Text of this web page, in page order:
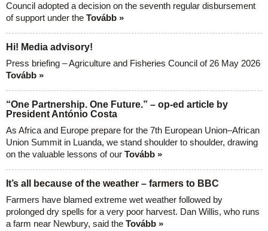
Council adopted a decision on the seventh regular disbursement
of support under the Tovább »
Hi! Media advisory!
Press briefing – Agriculture and Fisheries Council of 26 May 2026
Tovább »
“One Partnership. One Future.” – op-ed article by
President António Costa
As Africa and Europe prepare for the 7th European Union–African
Union Summit in Luanda, we stand shoulder to shoulder, drawing
on the valuable lessons of our Tovább »
It’s all because of the weather – farmers to BBC
Farmers have blamed extreme wet weather followed by
prolonged dry spells for a very poor harvest. Dan Willis, who runs
a farm near Newbury, said the Tovább »